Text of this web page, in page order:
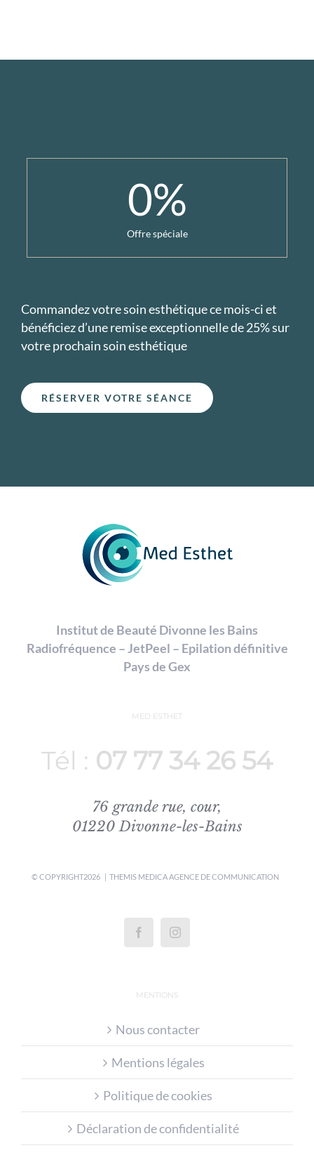
0%
Offre spéciale
Commandez votre soin esthétique ce mois-ci et
bénéficiez d’une remise exceptionnelle de 25% sur
votre prochain soin esthétique
RÉSERVER VOTRE SÉANCE
Institut de Beauté Divonne les Bains
Radiofréquence – JetPeel – Epilation définitive
Pays de Gex
MED ESTHET
Tél : 07 77 34 26 54
76 grande rue, cour,
01220 Divonne-les-Bains
© COPYRIGHT2026 | THEMIS MEDICAAGENCE DE COMMUNICATION
MENTIONS
Nous contacter
Mentions légales
Politique de cookies
Déclaration de confidentialité